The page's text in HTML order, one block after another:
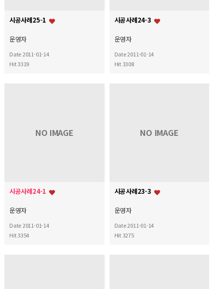
시공사례25-1
운영자
Date 2011-01-14
Hit 3319
시공사례24-3
운영자
Date 2011-01-14
Hit 3308
NO IMAGE
시공사례24-1
운영자
Date 2011-01-14
Hit 3354
NO IMAGE
시공사례23-3
운영자
Date 2011-01-14
Hit 3275